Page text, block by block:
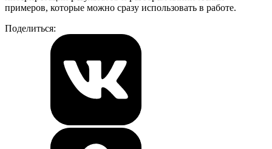
примеров, которые можно сразу использовать в работе.
Поделиться: